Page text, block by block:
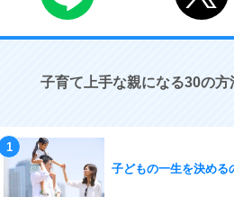
子育て上手な親になる30の方
子どもの一生を決める